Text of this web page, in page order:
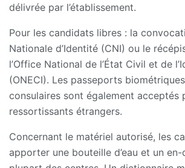
délivrée par l’établissement.
Pour les candidats libres : la
Nationale d’Identité (CNI) ou le
l’Office National de l’État Civil et de
(ONECI). Les passeports
consulaires sont également acceptés
ressortissants étrangers.
Concernant le matériel autorisé, les
apporter une bouteille d’eau et un